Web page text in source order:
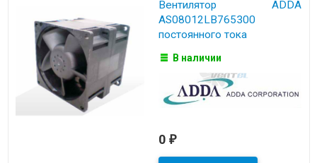
Вентилятор ADDA
AS08012LB765300
постоянного тока
В наличии
0 ₽